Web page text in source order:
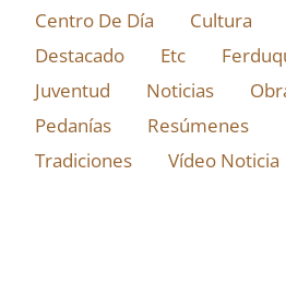
Centro De Día
Cultura
Destacado
Etc
Juventud
Noticias
Pedanías
Resúmenes
Tradiciones
Vídeo Noticia